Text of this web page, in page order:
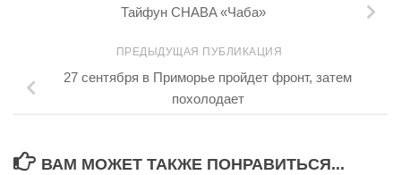
Тайфун CHABA «Чаба»
ПРЕДЫДУЩАЯ ПУБЛИКАЦИЯ
27 сентября в Приморье пройдет фронт, затем
похолодает
ВАМ МОЖЕТ ТАКЖЕ ПОНРАВИТЬСЯ...